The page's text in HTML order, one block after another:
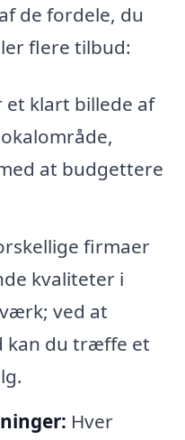
de fordele, du
flere tilbud:
et klart billede af
at budgettere
firmaer
kvaliteter i
ved at
kan du træffe et
Hver